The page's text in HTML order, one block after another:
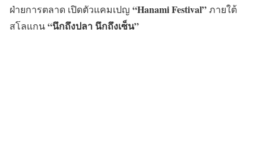
ฝ่ายการตลาด เปิดตัวแคมเปญ “Hanami Festival”ภายใต้
สโลแกน“นึกถึงปลา นึกถึงเซ็น”